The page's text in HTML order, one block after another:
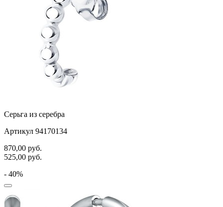
Серьга из серебра
Артикул 94170134
870,00 руб.
525,00 руб.
- 40%